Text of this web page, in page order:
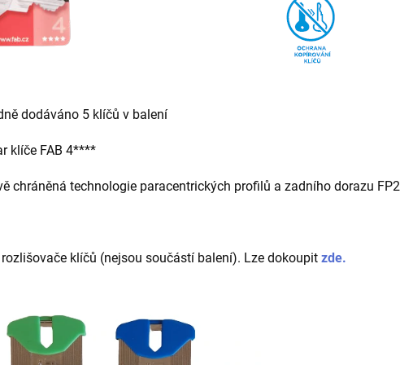
dodáváno 5 klíčů v balení
klíče FAB 4****
chráněná technologie paracentrických profilů a zadního dorazu FP2
rozlišovače klíčů (nejsou součástí balení). Lze dokoupit zde.